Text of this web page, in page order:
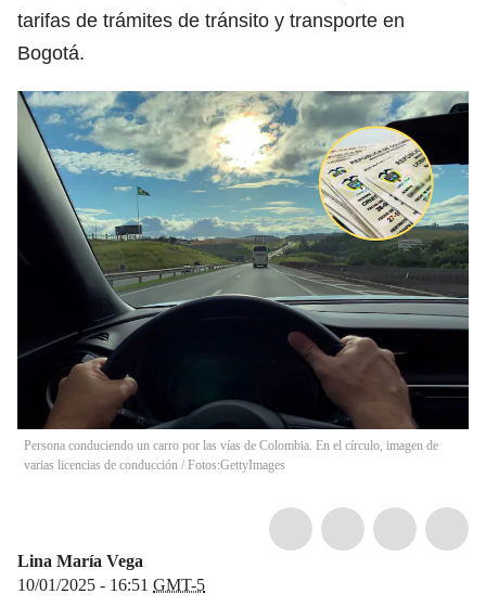
tarifas de trámites de tránsito y transporte en
Bogotá.
Persona conduciendo un carro por las vías de Colombia. En el círculo, imagen de
varias licencias de conducción / Fotos:GettyImages
Lina María Vega
10/01/2025 - 16:51 GMT-5